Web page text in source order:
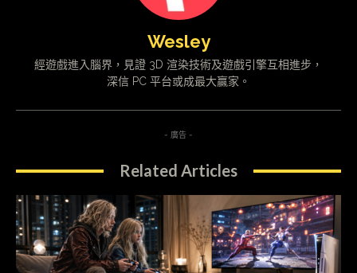
Wesley
經遊戲進入腦界，見證 3D 渲染技術及遊戲引擎互相進步，
深信 PC 平台或成最大贏家。
- 廣告 -
Related Articles